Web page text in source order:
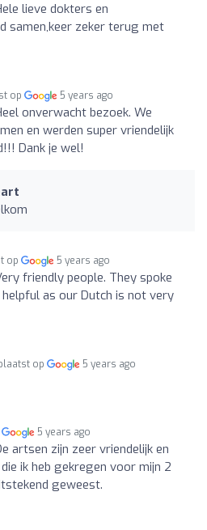
lieve dokters en
samen,keer zeker terug met
op 5 years ago
onverwacht bezoek. We
en werden super vriendelijk
Dank je wel!
op 5 years ago
friendly people. They spoke
as our Dutch is not very
op 5 years ago
5 years ago
artsen zijn zeer vriendelijk en
ik heb gekregen voor mijn 2
geweest.